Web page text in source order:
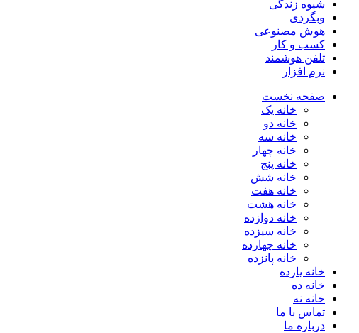
شیوه زندگی
وبگردی
هوش مصنوعی
کسب و کار
تلفن هوشمند
نرم افزار
صفحه نخست
خانه یک
خانه دو
خانه سه
خانه چهار
خانه پنج
خانه شش
خانه هفت
خانه هشت
خانه دوازده
خانه سیزده
خانه چهارده
خانه پانزده
خانه یازده
خانه ده
خانه نه
تماس با ما
درباره ما